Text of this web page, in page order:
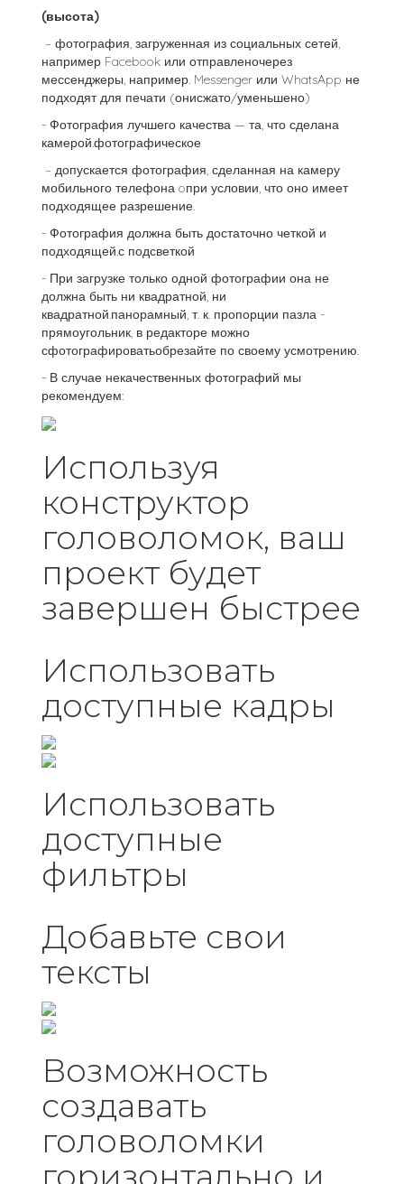
(высота)
– фотография, загруженная из социальных сетей,
например Facebook или отправленочерез
мессенджеры, например. Messenger или WhatsApp не
подходят для печати (онисжато/уменьшено)
- Фотография лучшего качества — та, что сделана
камерой.фотографическое
– допускается фотография, сделанная на камеру
мобильного телефона oпри условии, что оно имеет
подходящее разрешение.
- Фотография должна быть достаточно четкой и
подходящей.с подсветкой
- При загрузке только одной фотографии она не
должна быть ни квадратной, ни
квадратной.панорамный, т. к. пропорции пазла -
прямоугольник, в редакторе можно
сфотографироватьобрезайте по своему усмотрению.
- В случае некачественных фотографий мы
рекомендуем:
Используя
конструктор
головоломок, ваш
проект будет
завершен быстрее
Использовать
доступные кадры
Использовать
доступные
фильтры
Добавьте свои
тексты
Возможность
создавать
головоломки
горизонтально и